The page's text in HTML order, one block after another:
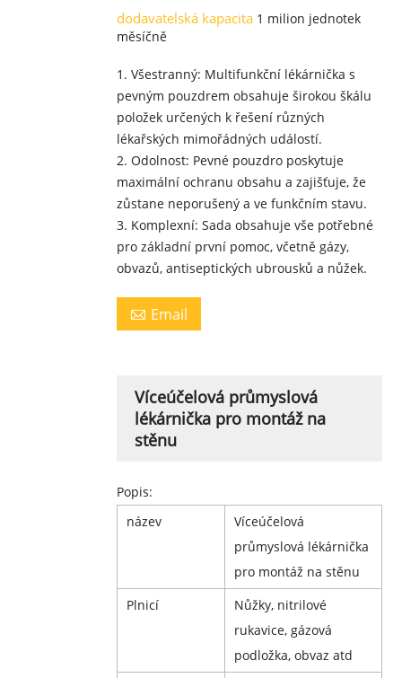
dodavatelská kapacita 1 milion jednotek
měsíčně
1. Všestranný: Multifunkční lékárnička s
pevným pouzdrem obsahuje širokou škálu
položek určených k řešení různých
lékařských mimořádných událostí.
2. Odolnost: Pevné pouzdro poskytuje
maximální ochranu obsahu a zajišťuje, že
zůstane neporušený a ve funkčním stavu.
3. Komplexní: Sada obsahuje vše potřebné
pro základní první pomoc, včetně gázy,
obvazů, antiseptických ubrousků a nůžek.
 Email
Víceúčelová průmyslová
lékárnička pro montáž na
stěnu
Popis:
název
Víceúčelová
průmyslová lékárnička
pro montáž na stěnu
Plnicí
Nůžky, nitrilové
rukavice, gázová
podložka, obvaz atd